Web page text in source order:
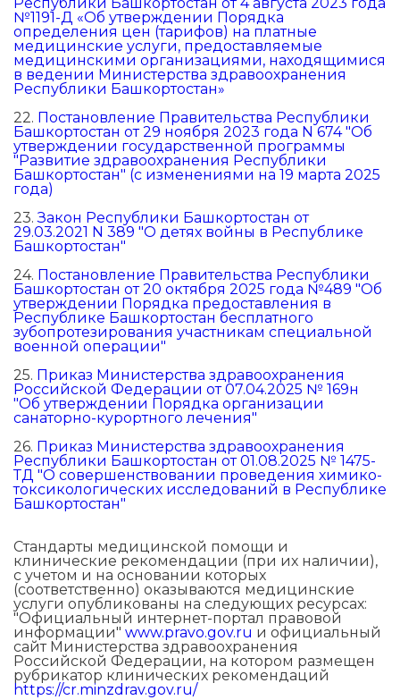
№1191-Д «Об утверждении Порядка
определения цен (тарифов) на платные
медицинские услуги, предоставляемые
медицинскими организациями, находящимися
в ведении Министерства здравоохранения
Республики Башкортостан»
22. Постановление Правительства Республики
Башкортостан от 29 ноября 2023 года N 674 "Об
утверждении государственной программы
"Развитие здравоохранения Республики
Башкортостан" (с изменениями на 19 марта 2025
года)
23.Закон Республики Башкортостан от
29.03.2021 N 389 "О детях войны в Республике
Башкортостан"
24. Постановление Правительства Республики
Башкортостан от 20 октября 2025 года №489 "Об
утверждении Порядка предоставления в
Республике Башкортостан бесплатного
зубопротезирования участникам специальной
военной операции"
25. Приказ Министерства здравоохранения
Российской Федерации от 07.04.2025 № 169н
"Об утверждении Порядка организации
санаторно-курортного лечения"
26. Приказ Министерства здравоохранения
Республики Башкортостан от 01.08.2025 № 1475-
ТД "О совершенствовании проведения химико-
токсикологических исследований в Республике
Башкортостан"
Стандарты медицинской помощи и
клинические рекомендации (при их наличии),
с учетом и на основании которых
(соответственно) оказываются медицинские
услуги опубликованы на следующих ресурсах:
"Официальный интернет-портал правовой
информации" www.pravo.gov.ru и официальный
сайт Министерства здравоохранения
Российской Федерации, на котором размещен
рубрикатор клинических рекомендаций
https://cr.minzdrav.gov.ru/